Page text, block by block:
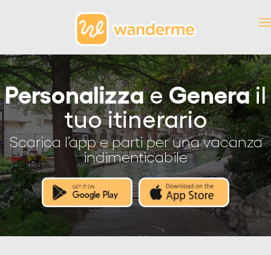
PersonalizzaeGenerail
tuo itinerario
Scarica l’app e parti per una vacanza
indimenticabile